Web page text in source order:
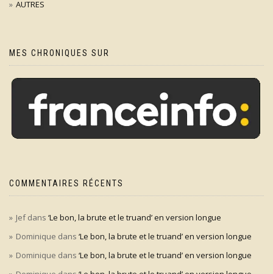
AUTRES
MES CHRONIQUES SUR
COMMENTAIRES RÉCENTS
Jefdans ‘Le bon, la brute et le truand’ en version longue
Dominique dans ‘Le bon, la brute et le truand’ en version longue
Dominique dans ‘Le bon, la brute et le truand’ en version longue